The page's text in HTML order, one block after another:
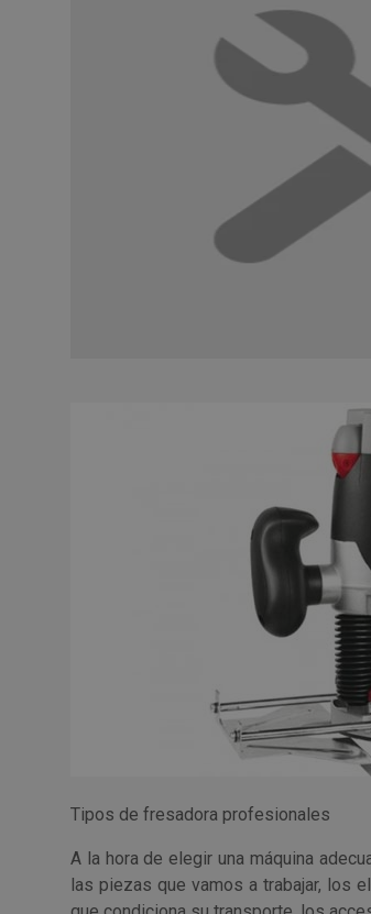
Tipos de fresadora profesionales
A la hora de elegir una máquina
las piezas que vamos a trabajar, los